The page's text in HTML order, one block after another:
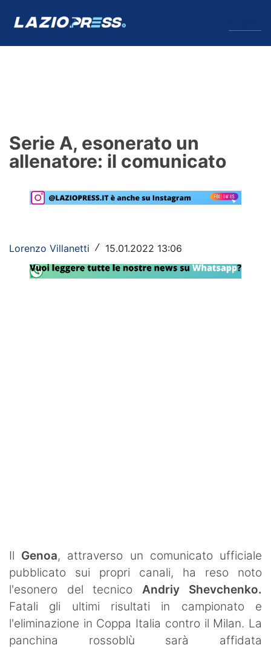
Formello
Primavera
Lazio Women
SHOP LAZIO
Contatti
Serie A, esonerato un
allenatore: il comunicato
Lorenzo Villanetti / 15.01.2022 13:06
Il Genoa, attraverso un comunicato ufficiale
pubblicato sui propri canali, ha reso noto
l'esonero del tecnico Andriy Shevchenko.
Fatali gli ultimi risultati in campionato e
l'eliminazione in Coppa Italia contro il Milan. La
panchina rossoblù sarà affidata